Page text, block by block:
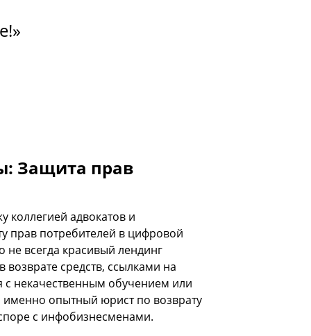
Защита прав
коллегией адвокатов и
прав потребителей в цифровой
всегда красивый лендинг
возврате средств, ссылками на
некачественным обучением или
опытный юрист по возврату
с инфобизнесменами.